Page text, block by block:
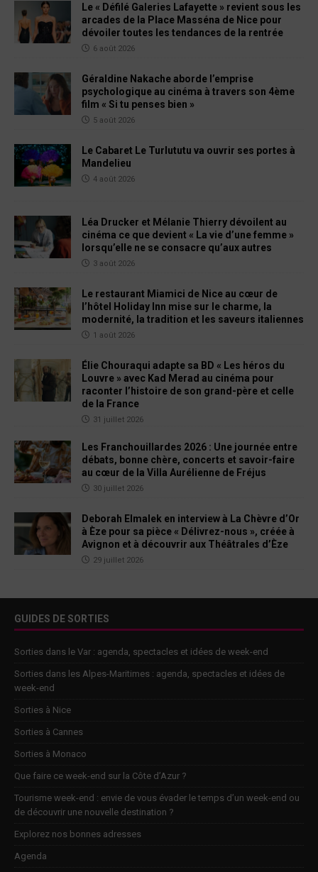
Le « Défilé Galeries Lafayette » revient sous les
arcades de la Place Masséna de Nice pour
dévoiler toutes les tendances de la rentrée
6 août 2026
Géraldine Nakache aborde l’emprise
psychologique au cinéma à travers son 4ème
film « Si tu penses bien »
5 août 2026
Le Cabaret Le Turlututu va ouvrir ses portes à
Mandelieu
4 août 2026
Léa Drucker et Mélanie Thierry dévoilent au
cinéma ce que devient « La vie d’une femme »
lorsqu’elle ne se consacre qu’aux autres
3 août 2026
Le restaurant Miamici de Nice au cœur de
l’hôtel Holiday Inn mise sur le charme, la
modernité, la tradition et les saveurs italiennes
1 août 2026
Élie Chouraqui adapte sa BD « Les héros du
Louvre » avec Kad Merad au cinéma pour
raconter l’histoire de son grand-père et celle
de la France
31 juillet 2026
Les Franchouillardes 2026 : Une journée entre
débats, bonne chère, concerts et savoir-faire
au cœur de la Villa Aurélienne de Fréjus
30 juillet 2026
Deborah Elmalek en interview à La Chèvre d’Or
à Èze pour sa pièce « Délivrez-nous », créée à
Avignon et à découvrir aux Théâtrales d’Èze
29 juillet 2026
GUIDES DE SORTIES
Sorties dans le Var : agenda, spectacles et idées de week-end
Sorties dans les Alpes-Maritimes : agenda, spectacles et idées de
week-end
Sorties à Nice
Sorties à Cannes
Sorties à Monaco
Que faire ce week-end sur la Côte d’Azur ?
Tourisme week-end : envie de vous évader le temps d’un week-end ou
de découvrir une nouvelle destination ?
Explorez nos bonnes adresses
Agenda